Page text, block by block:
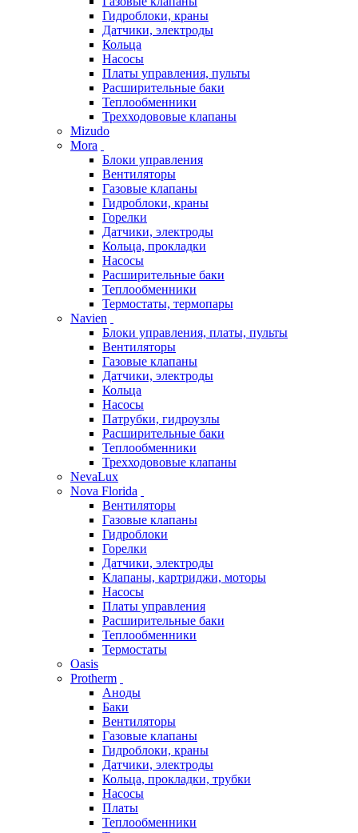
Гидроблоки, краны
Датчики, электроды
Кольца
Насосы
Платы управления, пульты
Расширительные баки
Теплообменники
Трехходововые клапаны
Mizudo
Mora
Блоки управления
Вентиляторы
Газовые клапаны
Гидроблоки, краны
Горелки
Датчики, электроды
Кольца, прокладки
Насосы
Расширительные баки
Теплообменники
Термостаты, термопары
Navien
Блоки управления, платы, пульты
Вентиляторы
Газовые клапаны
Датчики, электроды
Кольца
Насосы
Патрубки, гидроузлы
Расширительные баки
Теплообменники
Трехходововые клапаны
NevaLux
Nova Florida
Вентиляторы
Газовые клапаны
Гидроблоки
Горелки
Датчики, электроды
Клапаны, картриджи, моторы
Насосы
Платы управления
Расширительные баки
Теплообменники
Термостаты
Oasis
Protherm
Аноды
Баки
Вентиляторы
Газовые клапаны
Гидроблоки, краны
Датчики, электроды
Кольца, прокладки, трубки
Насосы
Платы
Теплообменники